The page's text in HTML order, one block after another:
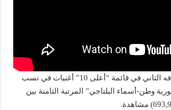
ويسجل محمد الصنهاوي هدفه الثاني في قائمة “أعلى 10” أغنيات في نسب
وطن-أسماء البلتاجي” المرتبة الثامنة بين